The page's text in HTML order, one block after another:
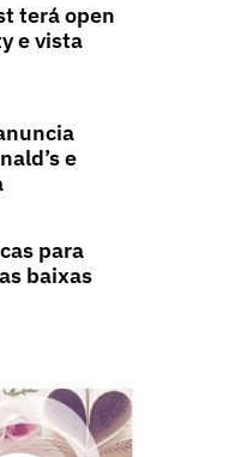
terá open
e vista
e
para
baixas